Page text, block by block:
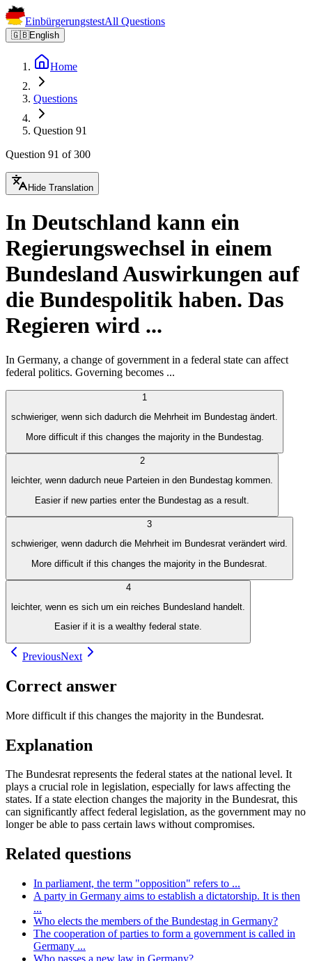
EinbürgerungstestAll Questions
🇬🇧English
Home
Questions
Question 91
Question 91 of 300
Hide Translation
In Deutschland kann ein
Regierungswechsel in einem
Bundesland Auswirkungen auf
die Bundespolitik haben. Das
Regieren wird ...
In Germany, a change of government in a federal state can affect
federal politics. Governing becomes ...
1
schwieriger, wenn sich dadurch die Mehrheit im Bundestag ändert.
More difficult if this changes the majority in the Bundestag.
2
leichter, wenn dadurch neue Parteien in den Bundestag kommen.
Easier if new parties enter the Bundestag as a result.
3
schwieriger, wenn dadurch die Mehrheit im Bundesrat verändert wird.
More difficult if this changes the majority in the Bundesrat.
4
leichter, wenn es sich um ein reiches Bundesland handelt.
Easier if it is a wealthy federal state.
PreviousNext
Correct answer
More difficult if this changes the majority in the Bundesrat.
Explanation
The Bundesrat represents the federal states at the national level. It
plays a crucial role in legislation, especially for laws affecting the
states. If a state election changes the majority in the Bundesrat, this
can significantly affect federal legislation, as the government may no
longer be able to pass certain laws without compromises.
Related questions
In parliament, the term "opposition" refers to ...
A party in Germany aims to establish a dictatorship. It is then
...
Who elects the members of the Bundestag in Germany?
The cooperation of parties to form a government is called in
Germany ...